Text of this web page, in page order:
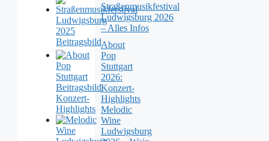
Straßenmusikfestival
Ludwigsburg 2026
– Alles Infos
About
Pop
Stuttgart
2026:
Konzert-
Highlights
Melodic
Wine
Ludwigsburg